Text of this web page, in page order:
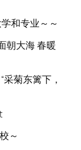
和专业～～
朝大海 春暖
菊东篱下，
～